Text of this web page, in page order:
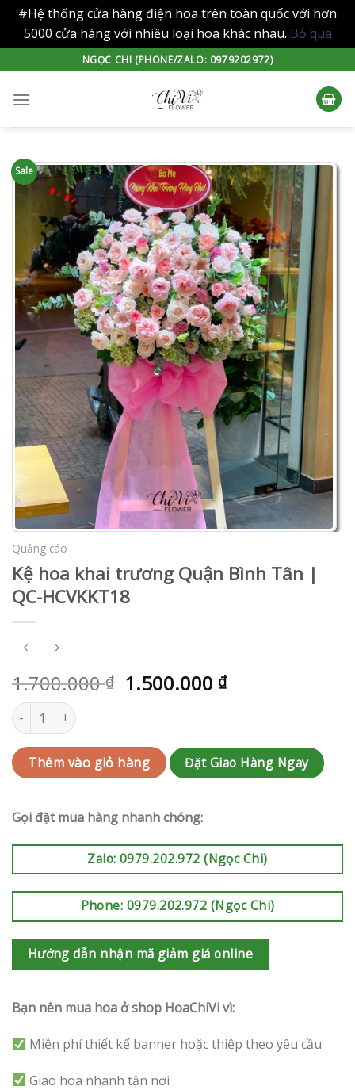
#Hệ thống cửa hàng điện hoa trên toàn quốc với hơn
5000 cửa hàng với nhiều loại hoa khác nhau. Bỏ qua
to
content
NGỌC CHI (PHONE/ZALO: 0979202972)
Sale
Quảng cáo
Kệ hoa khai trương Quận Bình Tân |
QC-HCVKKT18
1.700.000₫ 1.500.000 ₫
Kệ hoa khai trương Quận Bình Tân | QC-HCVKKT18 số lượng
Thêm vào giỏ hàng Đặt Giao Hàng Ngay
Gọi đặt mua hàng nhanh chóng:
Zalo: 0979.202.972 (Ngọc Chi)
Phone: 0979.202.972 (Ngọc Chi)
Hướng dẫn nhận mã giảm giá online
Bạn nên mua hoa ở shop HoaChiVi vì:
Miễn phí thiết kế banner hoặc thiệp theo yêu cầu
Giao hoa nhanh tận nơi